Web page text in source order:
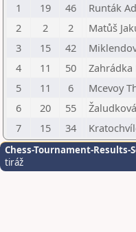
1
19 46 Runták
2
2 2 Matůš
3
15 42
4
11 50 Zahrádka
5
11 6 Mcevoy
6
20 55
7
15 34
Chess-Tournament-Results-
tiráž